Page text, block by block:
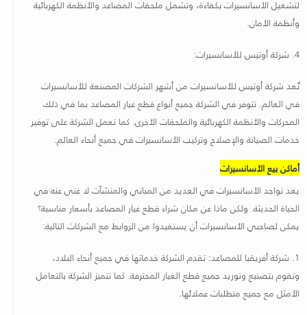
لتشغيل الأسانسيرات بكفاءة، وتشمل ملحقات المصاعد والأنظمة الكهربائية
وأنظمة الأمان.
4. شركة أوتيس للأسانسيرات:
تُعد شركة أوتيس للأسانسيرات من أشهر الشركات المصنعة للأسانسيرات
في العالم. تتوفر في الشركة جميع أنواع قطع غيار المصاعد بما في ذلك
المحركات والأنظمة الكهربائية والملحقات الأخرى. كما تعمل الشركة على توفير
خدمات الصيانة والإصلاح وتركيب الأسانسيرات في جميع أنحاء العالم.
أماكن بيع الأسانسيرات
يعد تواجد الأسانسيرات في العديد من المباني والمنشآت لا غنى عنه في
الحياة الحديثة. ولكن ماذا عن مكان شراء قطع غيار المصاعد بأسعار مناسبة؟
يمكن لصاحبي الأسانسيرات أن يستفيدوا من الروابط مع الشركات التالية:
1. شركة أفريقيا للمصاعد: تقدم الشركة خدماتها في جميع أنحاء البلاد،
وتقوم بتصنيع وتوريد جميع قطع الغيار المحترفة. كما تتميز الشركة بالتعامل
الأمثل مع جميع متطلبات عملائها.